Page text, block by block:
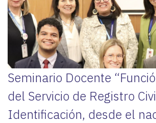
Seminario Docente
del Servicio de Registro
Identificación, desde el